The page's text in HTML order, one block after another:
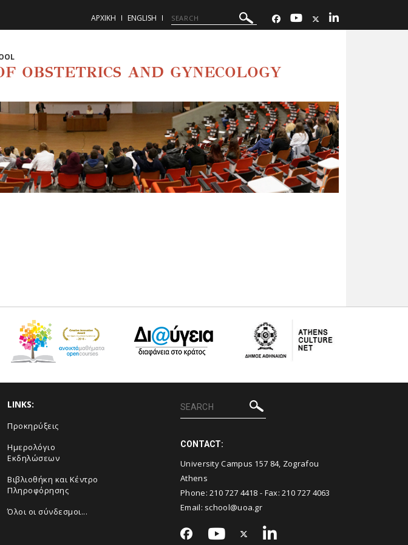
ΑΡΧΙΚΗ ENGLISH
OBSTETRICS AND GYNECOLOGY
LINKS:
Προκηρύξεις
Ημερολόγιο
Εκδηλώσεων
Βιβλιοθήκη και Κέντρο
Πληροφόρησης
Όλοι οι σύνδεσμοι...
CONTACT:
University Campus 157 84, Zografou
Athens
Phone:210 727 4418 - Fax:210 727 4063
Email: school@uoa.gr